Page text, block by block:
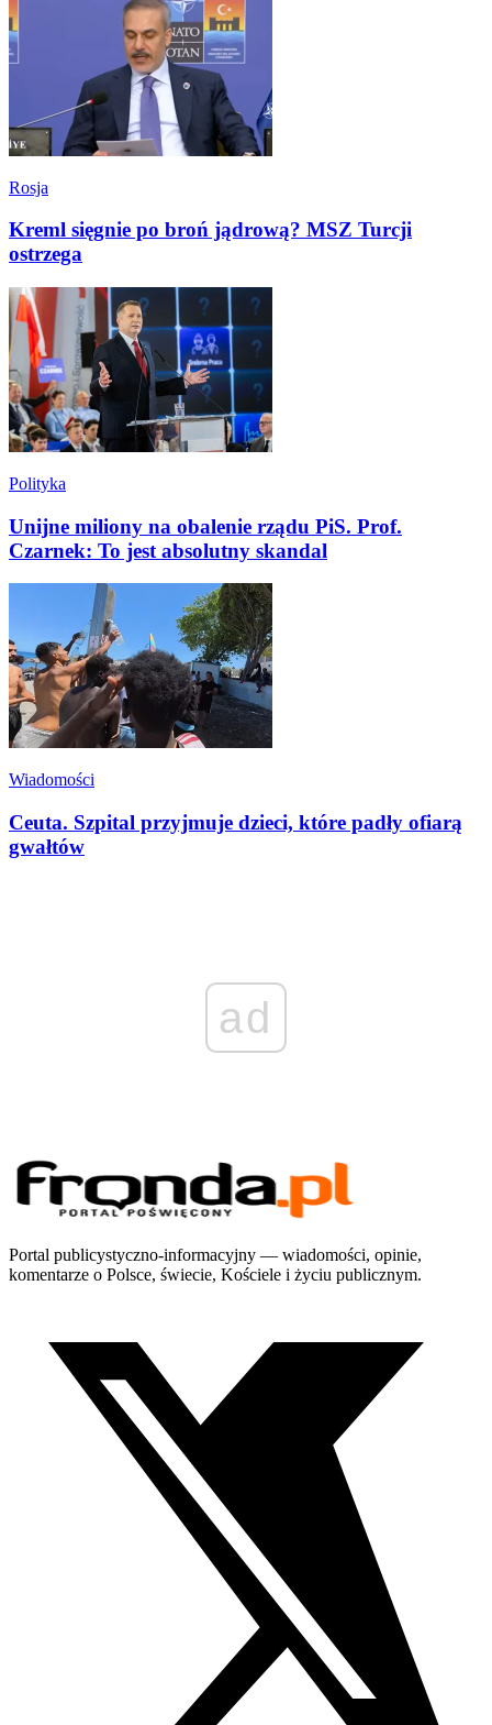
Rosja
Kreml sięgnie po broń jądrową? MSZ Turcji
ostrzega
Polityka
Unijne miliony na obalenie rządu PiS. Prof.
Czarnek: To jest absolutny skandal
Wiadomości
Ceuta. Szpital przyjmuje dzieci, które padły ofiarą
gwałtów
ad
Portal publicystyczno-informacyjny — wiadomości, opinie,
komentarze o Polsce, świecie, Kościele i życiu publicznym.